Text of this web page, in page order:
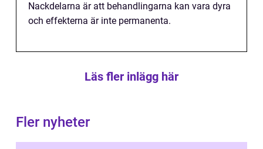
Nackdelarna är att behandlingarna kan vara dyra
och effekterna är inte permanenta.
Läs fler inlägg här
Fler nyheter